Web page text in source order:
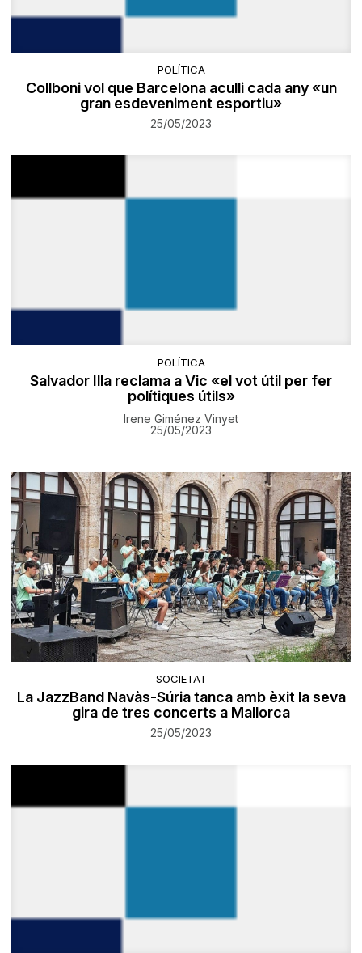
POLÍTICA
Collboni vol que Barcelona aculli cada any «un
gran esdeveniment esportiu»
25/05/2023
POLÍTICA
Salvador Illa reclama a Vic «el vot útil per fer
polítiques útils»
Irene Giménez Vinyet
25/05/2023
SOCIETAT
La JazzBand Navàs-Súria tanca amb èxit la seva
gira de tres concerts a Mallorca
25/05/2023